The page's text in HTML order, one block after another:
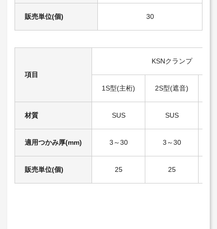
販売単位(個) 30
項目
KSNクランプ
1S型(主桁) 2S型(遮音)
材質 SUS SUS
適用つかみ厚(mm) 3～30 3～30
販売単位(個) 25 25